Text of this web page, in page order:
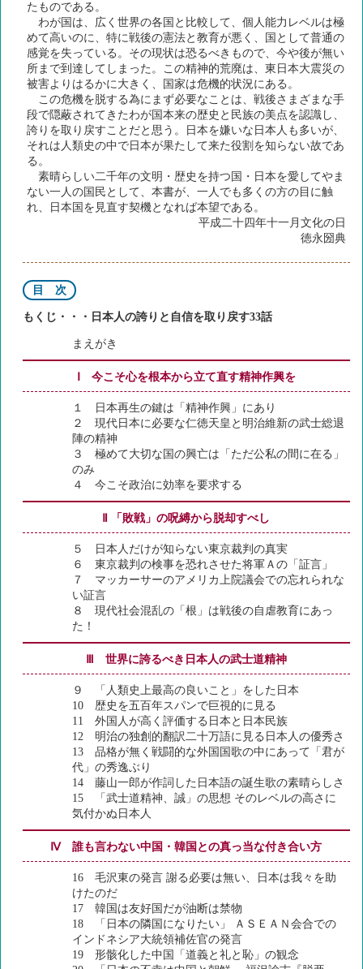
たものである。
わが国は、広く世界の各国と比較して、個人能力レベルは極
めて高いのに、特に戦後の憲法と教育が悪く、国として普通の
感覚を失っている。その現状は恐るべきもので、今や後が無い
所まで到達してしまった。この精神的荒廃は、東日本大震災の
被害よりはるかに大きく、国家は危機的状況にある。
この危機を脱する為にまず必要なことは、戦後さまざまな手
段で隠蔽されてきたわが国本来の歴史と民族の美点を認識し、
誇りを取り戻すことだと思う。日本を嫌いな日本人も多いが、
それは人類史の中で日本が果たして来た役割を知らない故であ
る。
素晴らしい二千年の文明・歴史を持つ国・日本を愛してやま
ない一人の国民として、本書が、一人でも多くの方の目に触
れ、日本国を見直す契機となれば本望である。
平成二十四年十一月文化の日
徳永圀典
目 次
もくじ・・・日本人の誇りと自信を取り戻す33話
まえがき
Ⅰ 今こそ心を根本から立て直す精神作興を
１ 日本再生の鍵は「精神作興」にあり
２ 現代日本に必要な仁徳天皇と明治維新の武士総退
陣の精神
３ 極めて大切な国の興亡は「ただ公私の間に在る」
のみ
４ 今こそ政治に効率を要求する
Ⅱ 「敗戦」の呪縛から脱却すべし
５ 日本人だけが知らない東京裁判の真実
６ 東京裁判の検事を恐れさせた将軍Ａの「証言」
７ マッカーサーのアメリカ上院議会での忘れられな
い証言
８ 現代社会混乱の「根」は戦後の自虐教育にあっ
た！
Ⅲ 世界に誇るべき日本人の武士道精神
９ 「人類史上最高の良いこと」をした日本
10 歴史を五百年スパンで巨視的に見る
11 外国人が高く評価する日本と日本民族
12 明治の独創的翻訳二十万語に見る日本人の優秀さ
13 品格が無く戦闘的な外国国歌の中にあって「君が
代」の秀逸ぶり
14 藤山一郎が作詞した日本語の誕生歌の素晴らしさ
15 「武士道精神、誠」の思想 そのレベルの高さに
気付かぬ日本人
Ⅳ 誰も言わない中国・韓国との真っ当な付き合い方
16 毛沢東の発言 謝る必要は無い、日本は我々を助
けたのだ
17 韓国は友好国だが油断は禁物
18 「日本の隣国になりたい」 ＡＳＥＡＮ会合での
インドネシア大統領補佐官の発言
19 形骸化した中国「道義と礼と恥」の観念